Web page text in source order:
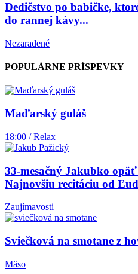
Dedičstvo po babičke,
do rannej kávy...
Nezaradené
POPULÁRNE PRÍSPEVKY
Maďarský guláš
18:00 / Relax
33-mesačný Jakubko
Najnovšiu recitáciu od
Zaujímavosti
Sviečková na smotane z
Mäso